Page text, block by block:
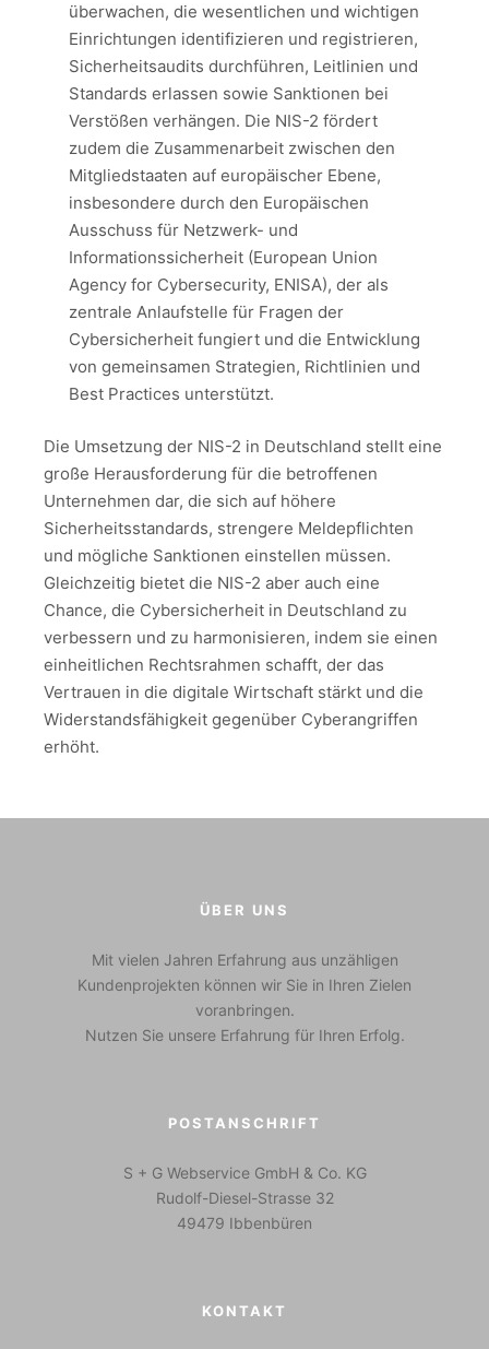
überwachen, die wesentlichen und wichtigen
Einrichtungen identifizieren und registrieren,
Sicherheitsaudits durchführen, Leitlinien und
Standards erlassen sowie Sanktionen bei
Verstößen verhängen. Die NIS-2 fördert
zudem die Zusammenarbeit zwischen den
Mitgliedstaaten auf europäischer Ebene,
insbesondere durch den Europäischen
Ausschuss für Netzwerk- und
Informationssicherheit (European Union
Agency for Cybersecurity, ENISA), der als
zentrale Anlaufstelle für Fragen der
Cybersicherheit fungiert und die Entwicklung
von gemeinsamen Strategien, Richtlinien und
Best Practices unterstützt.
Die Umsetzung der NIS-2 in Deutschland stellt eine
große Herausforderung für die betroffenen
Unternehmen dar, die sich auf höhere
Sicherheitsstandards, strengere Meldepflichten
und mögliche Sanktionen einstellen müssen.
Gleichzeitig bietet die NIS-2 aber auch eine
Chance, die Cybersicherheit in Deutschland zu
verbessern und zu harmonisieren, indem sie einen
einheitlichen Rechtsrahmen schafft, der das
Vertrauen in die digitale Wirtschaft stärkt und die
Widerstandsfähigkeit gegenüber Cyberangriffen
erhöht.
ÜBER UNS
Mit vielen Jahren Erfahrung aus unzähligen
Kundenprojekten können wir Sie in Ihren Zielen
voranbringen.
Nutzen Sie unsere Erfahrung für Ihren Erfolg.
POSTANSCHRIFT
S + G Webservice GmbH & Co. KG
Rudolf-Diesel-Strasse 32
49479 Ibbenbüren
KONTAKT